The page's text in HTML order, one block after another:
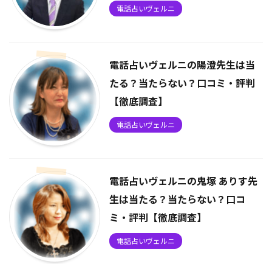
電話占いヴェルニ
電話占いヴェルニの陽澄先生は当
たる？当たらない？口コミ・評判
【徹底調査】
電話占いヴェルニ
電話占いヴェルニの鬼塚 ありす先
生は当たる？当たらない？口コ
ミ・評判【徹底調査】
電話占いヴェルニ